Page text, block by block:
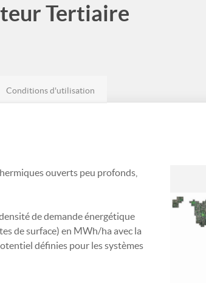
Tertiaire
Conditions d'utilisation
ouverts peu profonds,
de demande énergétique
de surface) en MWh/ha avec la
définies pour les systèmes